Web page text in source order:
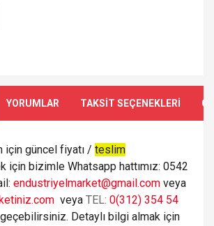
YORUMLAR TAKSİT SEÇENEKLERİ
için güncel fiyatı / teslim
için bizimle Whatsapp hattımız: 0542
endustriyelmarket@gmail.com veya
veya TEL: 0(312) 354 54
Detaylı bilgi almak için